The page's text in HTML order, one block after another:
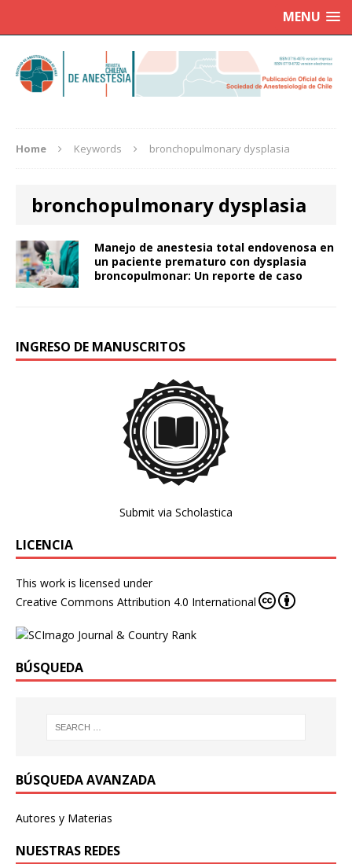
MENU
Home Keywords bronchopulmonary dysplasia
bronchopulmonary dysplasia
Manejo de anestesia total endovenosa en
un paciente prematuro con dysplasia
broncopulmonar: Un reporte de caso
INGRESO DE MANUSCRITOS
Submit via Scholastica
LICENCIA
This work is licensed under
Creative Commons Attribution 4.0 International
BÚSQUEDA
BÚSQUEDA AVANZADA
Autores y Materias
NUESTRAS REDES